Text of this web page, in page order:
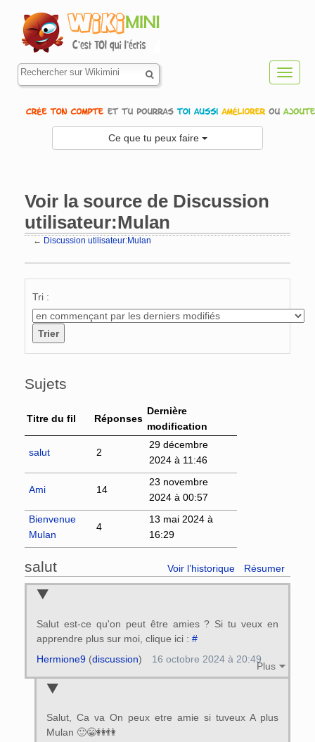
Ce que tu peux faire
Voir la source de Discussion
utilisateur:Mulan
← Discussion utilisateur:Mulan
Tri :
Sujets
Titre du fil Réponses
Dernière
modification
salut 2
29 décembre
2024 à 11:46
Ami 14
23 novembre
2024 à 00:57
Bienvenue
Mulan
4
13 mai 2024 à
16:29
salut Voir l’historique Résumer
Salut est-ce qu'on peut être amies ? Si tu veux en
apprendre plus sur moi, clique ici : #
Plus
Hermione9(discussion) 16 octobre 2024 à 20:49
Salut, Ca va On peux etre amie si tuveux A plus
Mulan 🙂😁👭👫